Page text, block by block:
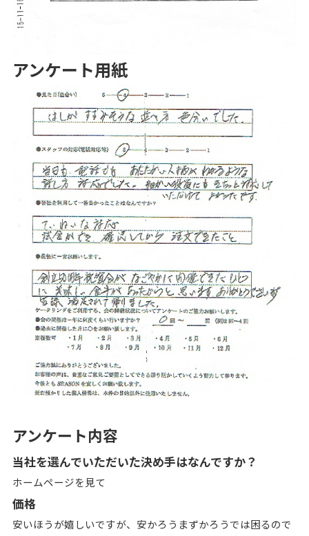
アンケート用紙
アンケート内容
当社を選んでいただいた決め手はなんですか？
ホームページを見て
価格
安いほうが嬉しいですが、安かろうまずかろうでは困るので